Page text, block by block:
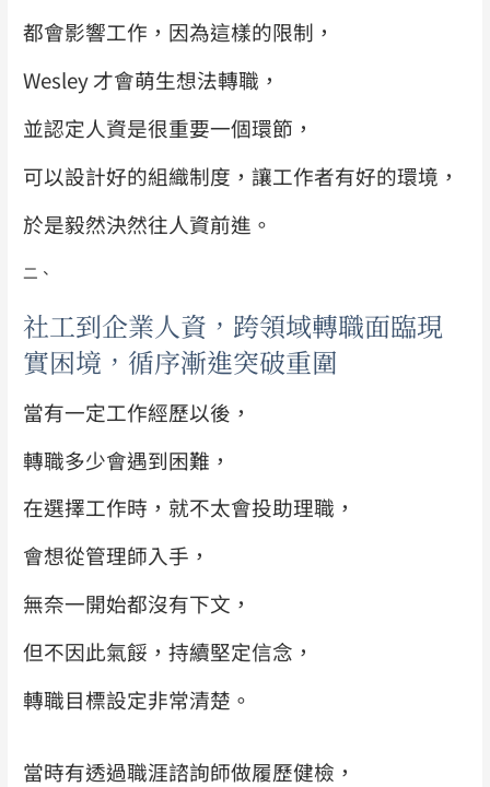
都會影響工作，因為這樣的限制，
Wesley 才會萌生想法轉職，
並認定人資是很重要一個環節，
可以設計好的組織制度，讓工作者有好的環境，
於是毅然決然往人資前進。
二、
社工到企業人資，跨領域轉職面臨現
實困境，循序漸進突破重圍
當有一定工作經歷以後，
轉職多少會遇到困難，
在選擇工作時，就不太會投助理職，
會想從管理師入手，
無奈一開始都沒有下文，
但不因此氣餒，持續堅定信念，
轉職目標設定非常清楚。
當時有透過職涯諮詢師做履歷健檢，